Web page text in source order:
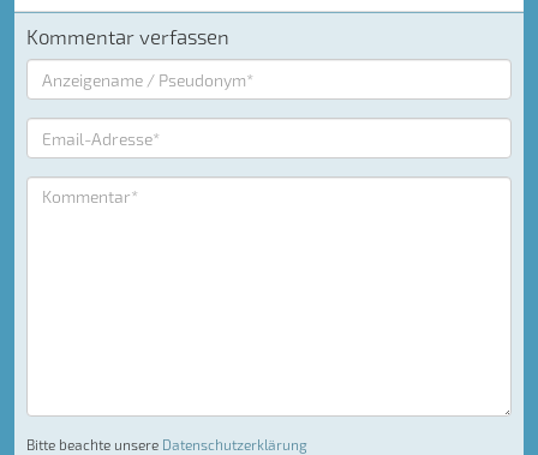
Kommentar verfassen
Bitte beachte unsere Datenschutzerklärung